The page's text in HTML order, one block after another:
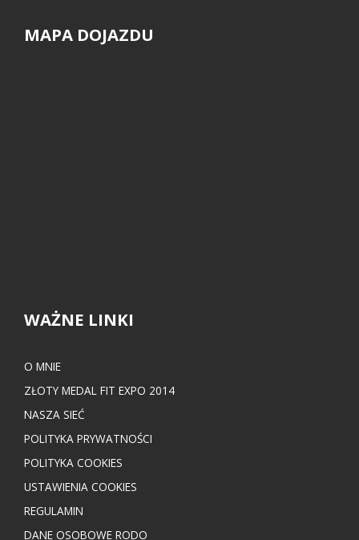
MAPA DOJAZDU
WAŻNE LINKI
O MNIE
ZŁOTY MEDAL FIT EXPO 2014
NASZA SIEĆ
POLITYKA PRYWATNOŚCI
POLITYKA COOKIES
USTAWIENIA COOKIES
REGULAMIN
DANE OSOBOWE RODO